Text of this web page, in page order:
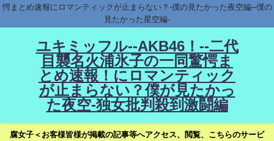
愕まとめ速報にロマンティックが止まらない？-僕の見たかった夜空編--僕の
見たかった星空編-
ユキミッフル--AKB46！--二代
目襲名火浦氷子の一同驚愕ま
とめ速報！にロマンティック
が止まらない？僕が見たかっ
た夜空-独女批判殺到激闘編
腐女子＜お客様皆様が掲載の記事等へアクセス、閲覧、こちらのサービ